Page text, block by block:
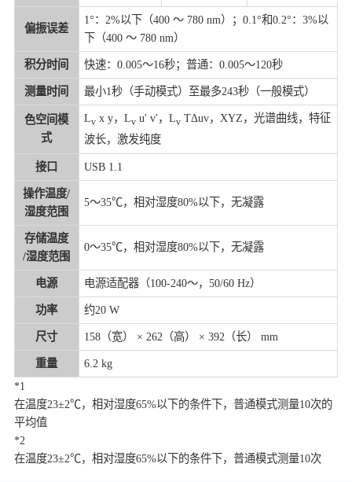
偏振误差
1°：2%以下（400 ～ 780 nm）；0.1°和0.2°：3%以
下（400 ～ 780 nm）
积分时间 快速：0.005～16秒；普通：0.005～120秒
测量时间 最小1秒（手动模式）至最多243秒（一般模式）
色空间模
式
Lvx y，Lvu' v'，LvTΔuv，XYZ，光谱曲线，特征
波长，激发纯度
接口 USB 1.1
操作温度/
湿度范围
5～35℃，相对湿度80%以下，无凝露
存储温度
/湿度范围
0～35℃，相对湿度80%以下，无凝露
电源 电源适配器（100-240～，50/60 Hz）
功率 约20 W
尺寸 158（宽） × 262（高） × 392（长） mm
重量
6.2 kg
*1
在温度23±2℃，相对湿度65%以下的条件下，普通模式测量10次的
平均值
*2
在温度23±2℃，相对湿度65%以下的条件下，普通模式测量10次